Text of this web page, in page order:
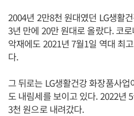
2004년 2만8천 원대였던 LG생활
3년 만에 20만 원대로 올랐다. 코
악재에도 2021년 7월1일 역대 최
다.
그 뒤로는 LG생활건강 화장품사
도 내림세를 보이고 있다. 2022년
3천 원으로 내려갔다.